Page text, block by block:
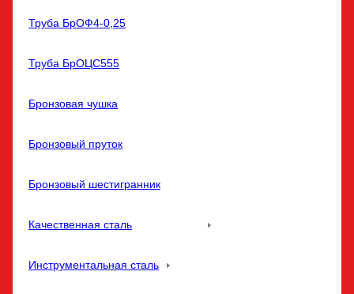
Труба БрОФ4-0,25
Труба БрОЦС555
Бронзовая чушка
Бронзовый пруток
Бронзовый шестигранник
Качественная сталь
Инструментальная сталь